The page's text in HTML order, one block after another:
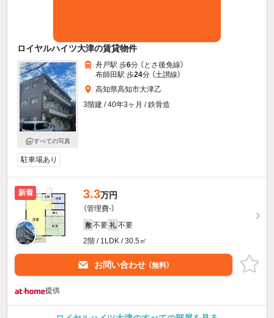
ロイヤルハイツ大津の賃貸物件
すべての写真
舟戸駅 歩6分 （とさ後免線）
布師田駅 歩24分 （土讃線）
高知県高知市大津乙
3階建 / 40年3ヶ月 / 鉄骨造
駐車場あり
新着 3.3万円
（管理費-）
敷 不要 礼 不要
2階 / 1LDK / 30.5㎡
お問い合わせ （無料）
提供